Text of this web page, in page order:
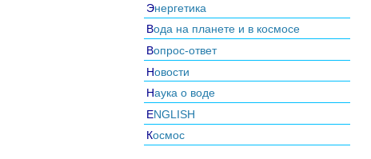
Энергетика
Вода на планете и в космосе
Вопрос-ответ
Новости
Наука о воде
ENGLISH
Космос